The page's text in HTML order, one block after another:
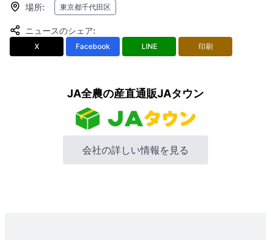
場所: 東京都千代田区
ニュースのシェア:
X Facebook LINE 印刷
JA全農の産直通販JAタウン
会社の詳しい情報を見る